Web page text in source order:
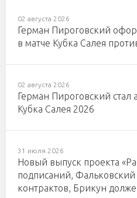
02 августа 2026
Герман Пироговский
в матче Кубка Салея
02 августа 2026
Герман Пироговский
Кубка Салея 2026
31 июля 2026
Новый выпуск проекта
подписаний,
контрактов, Брикун